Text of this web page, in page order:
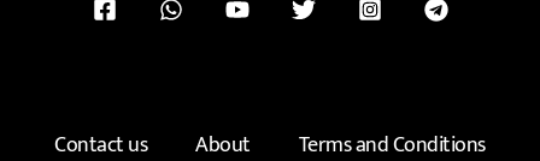
Contact us About Terms and Conditions